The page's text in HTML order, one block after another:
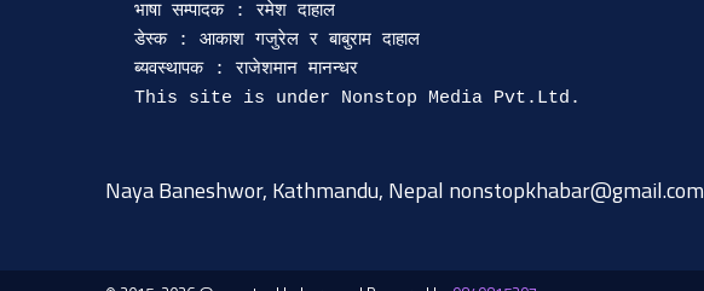
भाषा सम्पादक : रमेश दाहाल
डेस्क : आकाश गजुरेल र बाबुराम दाहाल
ब्यवस्थापक : राजेशमान मानन्धर
Naya Baneshwor, Kathmandu, Nepal nonstopkhabar@gmail.com